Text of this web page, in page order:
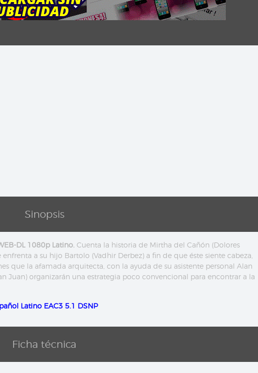
Sinopsis
DL 1080p Latino. Cuenta la historia de Mirtha del Cañón (Dolores
a su hijo Bartolo (Vadhir Derbez) a fin de que éste siente cabeza,
que la afamada arquitecta, con la ayuda de su asistente personal Alan
Juan) organizarán una estrategia poco convencional para encontrar a la
Latino EAC3 5.1 DSNP
Ficha técnica